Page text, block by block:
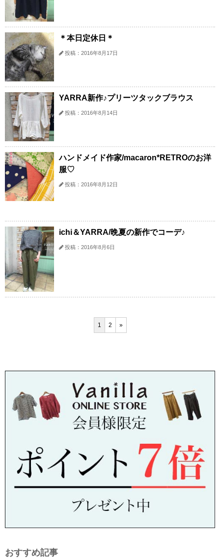
＊本日定休日＊
投稿：2016年8月17日
YARRA新作♪プリーツタックブラウス
投稿：2016年8月14日
ハンドメイド作家/macaron*RETROのお洋
服♡
投稿：2016年8月12日
ichi＆YARRA/晩夏の新作でコーデ♪
投稿：2016年8月6日
1 2 »
おすすめ記事